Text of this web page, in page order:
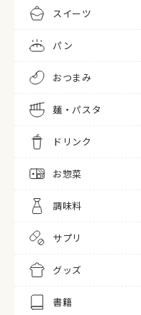
スイーツ
パン
おつまみ
麺・パスタ
ドリンク
お惣菜
調味料
サプリ
グッズ
書籍